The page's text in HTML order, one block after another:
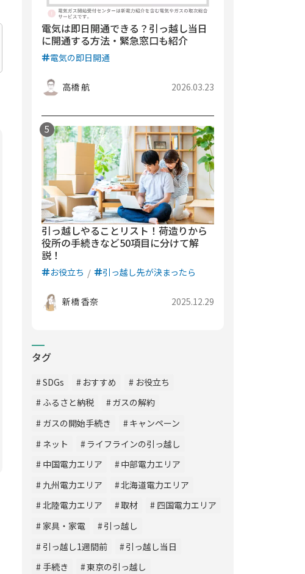
電気は即日開通できる？引っ越し当日
に開通する方法・緊急窓口も紹介
電気の即日開通
高橋 航 2026.03.23
引っ越しやることリスト！荷造りから
役所の手続きなど50項目に分けて解
説！
お役立ち 引っ越し先が決まったら
新橋 香奈 2025.12.29
タグ
SDGs おすすめ
お役立ち
ふるさと納税
ガスの解約
ガスの開始手続き
キャンペーン
ネット
ライフラインの引っ越し
中国電力エリア
中部電力エリア
九州電力エリア
北海道電力エリア
北陸電力エリア
取材
四国電力エリア
家具・家電
引っ越し
引っ越し1週間前
引っ越し当日
手続き
東京の引っ越し